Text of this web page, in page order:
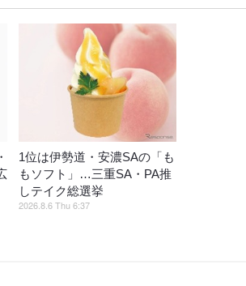
1位は伊勢道・安濃SAの「も
もソフト」…三重SA・PA推
しテイク総選挙
2026.8.6 Thu 6:37